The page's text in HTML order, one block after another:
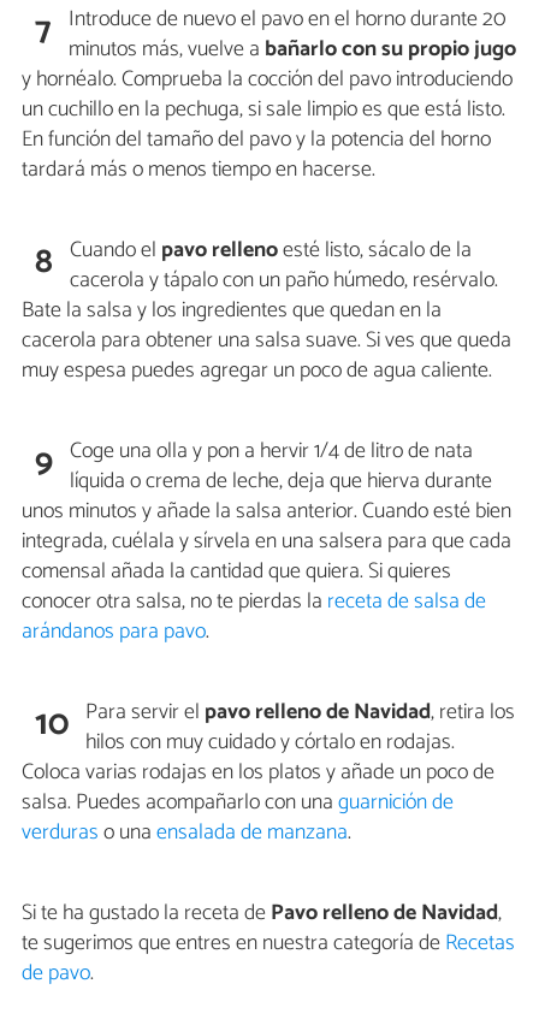
7 Introduce de nuevo el pavo en el horno durante 20
minutos más, vuelve a bañarlo con su propio jugo
y hornéalo. Comprueba la cocción del pavo introduciendo
un cuchillo en la pechuga, si sale limpio es que está listo.
En función del tamaño del pavo y la potencia del horno
tardará más o menos tiempo en hacerse.
8 Cuando el pavo rellenoesté listo, sácalo de la
cacerola y tápalo con un paño húmedo, resérvalo.
Bate la salsa y los ingredientes que quedan en la
cacerola para obtener una salsa suave. Si ves que queda
muy espesa puedes agregar un poco de agua caliente.
9 Coge una olla y pon a hervir 1/4 de litro de nata
líquida o crema de leche, deja que hierva durante
unos minutos y añade la salsa anterior. Cuando esté bien
integrada, cuélala y sírvela en una salsera para que cada
comensal añada la cantidad que quiera. Si quieres
conocer otra salsa, no te pierdas la receta de salsa de
arándanos para pavo.
10 Para servir el pavo relleno de Navidad, retira los
hilos con muy cuidado y córtalo en rodajas.
Coloca varias rodajas en los platos y añade un poco de
salsa. Puedes acompañarlo con unaguarnición de
verduraso unaensalada de manzana.
Si te ha gustado la receta dePavo relleno de Navidad,
te sugerimos que entres en nuestra categoría deRecetas
de pavo.